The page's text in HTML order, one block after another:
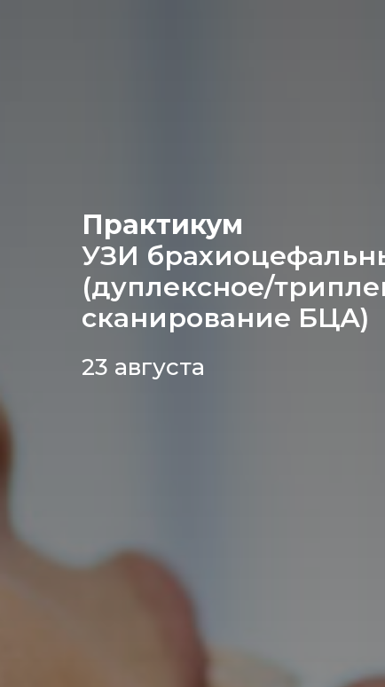
Практикум
УЗИ
(дуплексное/
сканирование БЦА)
23 августа